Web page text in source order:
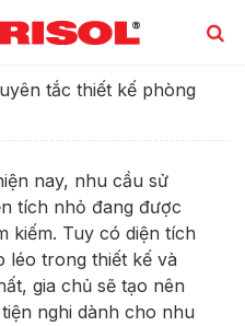
tắc thiết kế phòng
nay, nhu cầu sử
tích nhỏ đang được
kiếm. Tuy có diện tích
léo trong thiết kế và
gia chủ sẽ tạo nên
nghi dành cho nhu